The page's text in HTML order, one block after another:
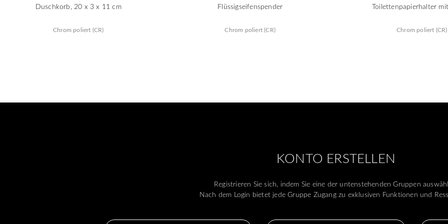
Duschkorb, 20 x 3 x 11 cm
Chrom poliert (CR)
Flüssigseifenspender
Chrom poliert (CR)
Toilettenpapierhalter
Chrom poliert (CR)
KONTO ERSTELLEN
Registrieren Sie sich, indem Sie eine der untenstehenden Gruppen
Nach dem Login bietet jede Gruppe Zugang zu exklusiven Funktionen und